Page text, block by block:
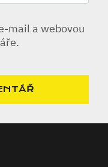
mail a webovou